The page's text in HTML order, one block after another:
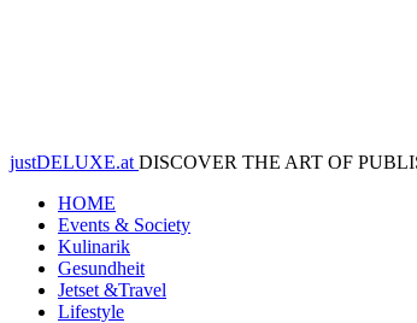
justDELUXE.at DISCOVER THE ART OF
HOME
Events & Society
Kulinarik
Gesundheit
Jetset &Travel
Lifestyle